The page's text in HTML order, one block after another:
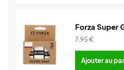
Forza Super
7,95€
Ajouter au